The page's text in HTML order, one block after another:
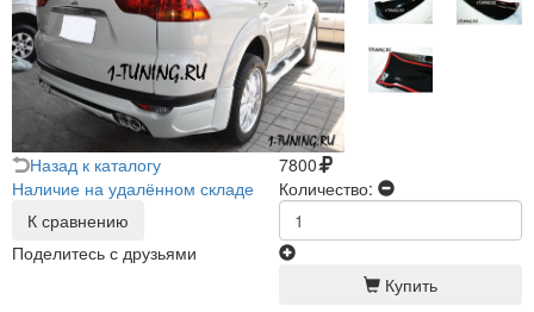
Назад к каталогу
Наличие на удалённом складе
К сравнению
Поделитесь с друзьями
7800
Количество:
Купить